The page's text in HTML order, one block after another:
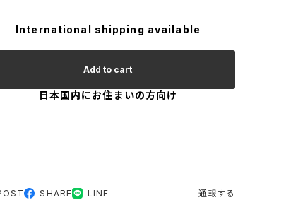
International shipping available
Add to cart
日本国内にお住まいの方向け
SHARE LINE 通報する